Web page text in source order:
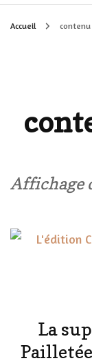
Accueil
Affichage
La